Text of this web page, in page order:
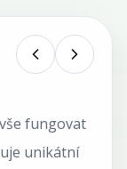
fungovat
unikátní